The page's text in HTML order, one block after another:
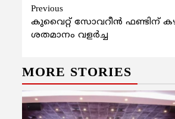
Continue
Reading
Previous
കുവൈറ്റ് സോവറീന്‍ ഫണ്ടിന്
ശതമാനം വളര്‍ച്ച
MORE STORIES